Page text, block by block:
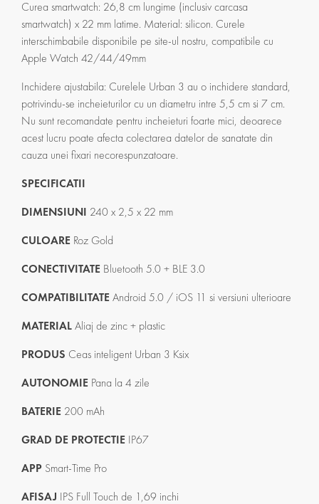
Curea smartwatch: 26,8 cm lungime (inclusiv carcasa
smartwatch) x 22 mm latime. Material: silicon. Curele
interschimbabile disponibile pe site-ul nostru, compatibile cu
Apple Watch 42/44/49mm
Inchidere ajustabila: Curelele Urban 3 au o inchidere standard,
potrivindu-se incheieturilor cu un diametru intre 5,5 cm si 7 cm.
Nu sunt recomandate pentru incheieturi foarte mici, deoarece
acest lucru poate afecta colectarea datelor de sanatate din
cauza unei fixari necorespunzatoare.
SPECIFICATII
DIMENSIUNI 240 x 2,5 x 22 mm
CULOARE Roz Gold
CONECTIVITATE Bluetooth 5.0 + BLE 3.0
COMPATIBILITATE Android 5.0 / iOS 11 si versiuni ulterioare
MATERIALAliaj de zinc + plastic
PRODUS Ceas inteligent Urban 3 Ksix
AUTONOMIE Pana la 4 zile
BATERIE 200 mAh
GRAD DE PROTECTIE IP67
APP Smart-Time Pro
AFISAJ IPS Full Touch de 1,69 inchi